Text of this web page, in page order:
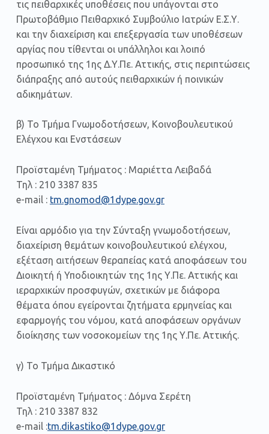
τις πειθαρχικές υποθέσεις που υπάγονται στο
Πρωτοβάθμιο Πειθαρχικό Συμβούλιο Ιατρών Ε.Σ.Υ.
και την διαχείριση και επεξεργασία των υποθέσεων
αργίας που τίθενται οι υπάλληλοι και λοιπό
προσωπικό της 1ης Δ.Υ.Πε. Αττικής, στις περιπτώσεις
διάπραξης από αυτούς πειθαρχικών ή ποινικών
αδικημάτων.
β) Το Τμήμα Γνωμοδοτήσεων, Κοινοβουλευτικού
Ελέγχου και Ενστάσεων
Προϊσταμένη Τμήματος : Μαριέττα Λειβαδά
Τηλ : 210 3387 835
e-mail : tm.gnomod@1dype.gov.gr
Είναι αρμόδιο για την Σύνταξη γνωμοδοτήσεων,
διαχείριση θεμάτων κοινοβουλευτικού ελέγχου,
εξέταση αιτήσεων θεραπείας κατά αποφάσεων του
Διοικητή ή Υποδιοικητών της 1ης Υ.Πε. Αττικής και
ιεραρχικών προσφυγών, σχετικών με διάφορα
θέματα όπου εγείρονται ζητήματα ερμηνείας και
εφαρμογής του νόμου, κατά αποφάσεων οργάνων
διοίκησης των νοσοκομείων της 1ης Υ.Πε. Αττικής.
γ) Το Τμήμα Δικαστικό
Προϊσταμένη Τμήματος : Δόμνα Σερέτη
Τηλ : 210 3387 832
e-mail :tm.dikastiko@1dype.gov.gr